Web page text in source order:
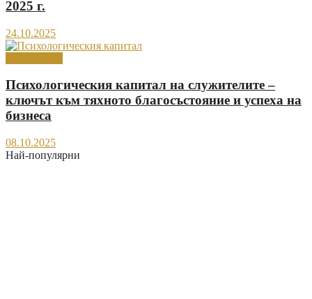
2025 г.
24.10.2025
Психологическия капитал на служителите –
ключът към тяхното благосъстояние и успеха на
бизнеса
08.10.2025
Най-популярни